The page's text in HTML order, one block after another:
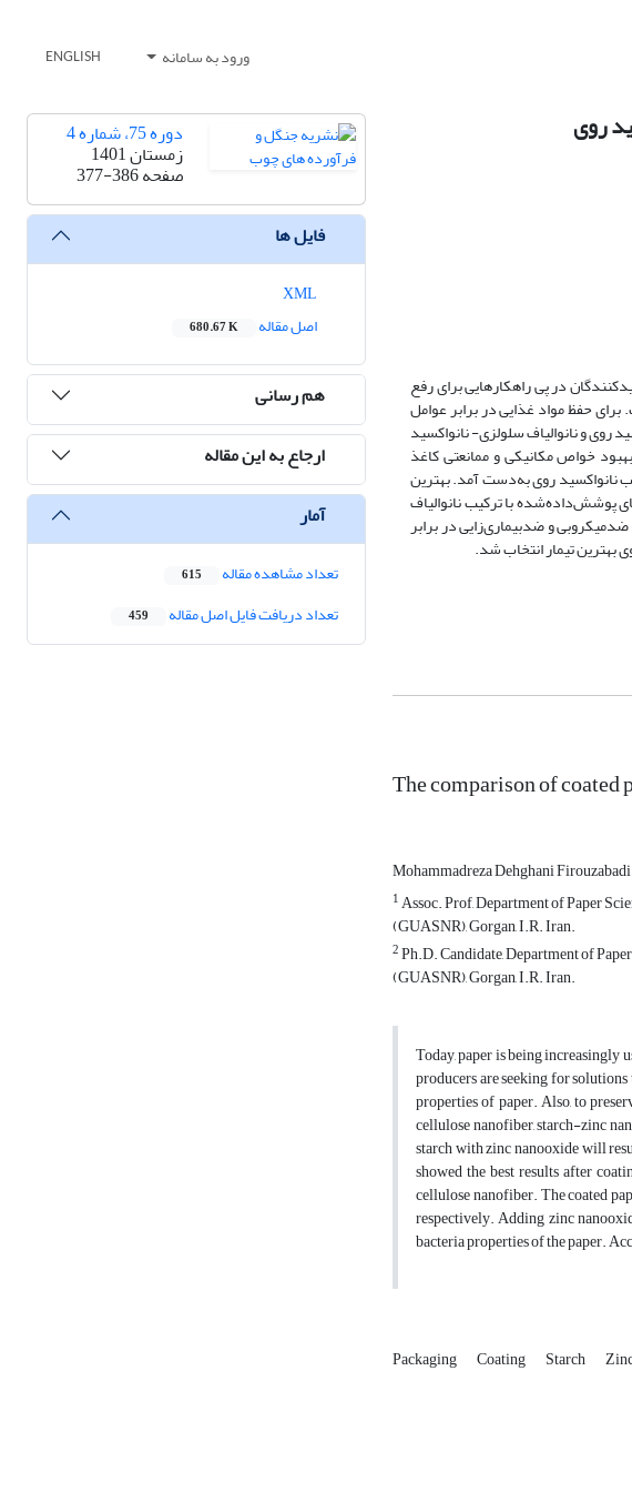
ورود به سامانه ENGLISH
روی
در پی راهکارهایی برای رفع
حفظ مواد غذایی در برابر عوامل
روی و نانوالیاف سلولزی- نانواکسید
خواص مکانیکی و ممانعتی کاغذ
نانواکسید روی به‌دست آمد. بهترین
پوشش‌داده‌شده با ترکیب نانوالیاف
و ضدبیماری‌زایی در برابر
بهترین تیمار انتخاب شد.
The comparison of
Mohammadreza Dehghani Firouzabadi
1Assoc. Prof, Department of Paper
(GUASNR), Gorgan, I.R. Iran.
2Ph.D. Candidate, Department of
(GUASNR), Gorgan, I.R. Iran.
Today, paper is being
producers are seeking for
properties of paper. Also, to
cellulose nanofiber, starch-zinc
starch with zinc nanooxide will
showed the best results after
cellulose nanofiber. The coated
respectively. Adding zinc
bacteria properties of the paper.
Packaging Coating Starch
دوره 75، شماره 4
زمستان 1401
صفحه377-386
فایل ها
اصل مقاله
680.67 K
هم رسانی
ارجاع به این مقاله
آمار
تعداد مشاهده مقاله 615
تعداد دریافت فایل اصل مقاله 459